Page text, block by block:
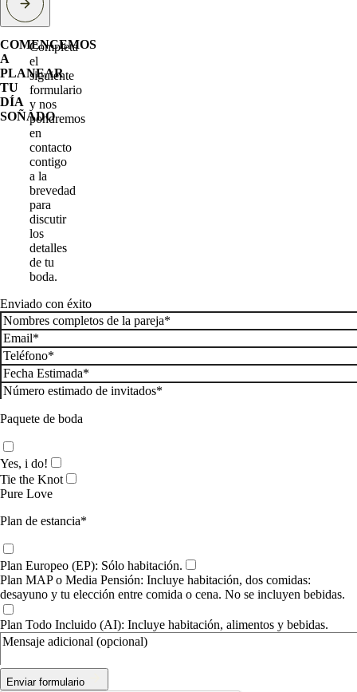
COMENCEMOS
A
PLANEAR
TU
DÍA
SOÑADO
Completa
el
siguiente
formulario
y nos
pondremos
en
contacto
contigo
a la
brevedad
para
discutir
los
detalles
de tu
boda.
Enviado con éxito
Paquete de boda
Yes, i do!
Tie the Knot
Pure Love
Plan de estancia*
Plan Europeo (EP): Sólo habitación.
Plan MAP o Media Pensión: Incluye habitación, dos comidas:
desayuno y tu elección entre comida o cena. No se incluyen bebidas.
Plan Todo Incluido (AI): Incluye habitación, alimentos y bebidas.
Enviar formulario